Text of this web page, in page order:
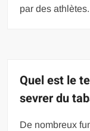
par des
Quel est le
sevrer du
De nombreux